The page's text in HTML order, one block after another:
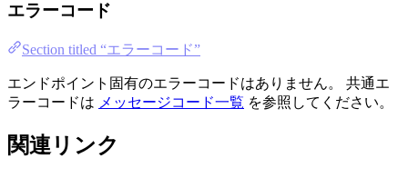
エラーコード
Section titled “エラーコード”
エンドポイント固有のエラーコードはありません。 共通エ
ラーコードは メッセージコード一覧 を参照してください。
関連リンク